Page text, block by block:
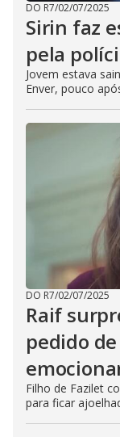
DO R7/02/07/2025
Sirin faz
pela
Jovem estava
Enver, pouco
DO R7/02/07/2025
Raif
pedido
Filho de Fazilet
para ficar